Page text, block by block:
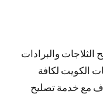
الثلاجات والبرادات
الكويت لكافة
مع خدمة تصليح